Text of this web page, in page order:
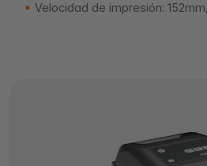
Velocidad de impresión: